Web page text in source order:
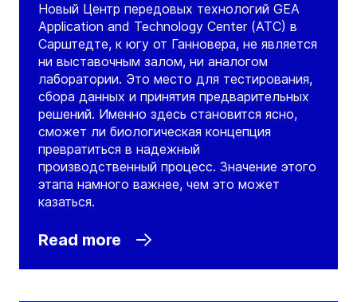
Новый Центр передовых технологий GEA
Application and Technology Center (ATC) в
Сарштедте, к югу от Ганновера, не является
ни выставочным залом, ни аналогом
лаборатории. Это место для тестирования,
сбора данных и принятия предварительных
решений. Именно здесь становится ясно,
сможет ли биологическая концепция
превратиться в надежный
производственный процесс. Значение этого
этапа намного важнее, чем это может
казаться.
Read more